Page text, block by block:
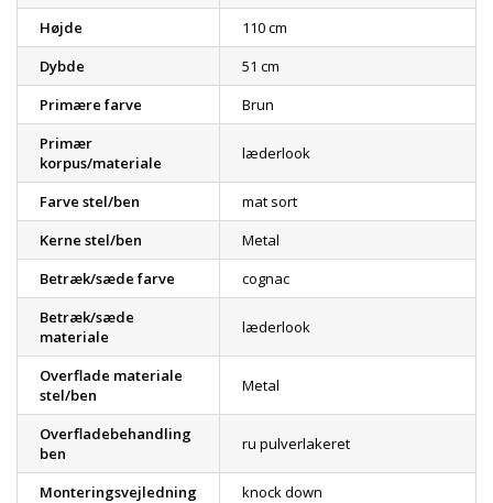
Højde
110 cm
Dybde
51 cm
Primære farve
Brun
Primær
korpus/materiale
læderlook
Farve stel/ben
mat sort
Kerne stel/ben
Metal
Betræk/sæde farve
cognac
Betræk/sæde
materiale
læderlook
Overflade materiale
stel/ben
Metal
Overfladebehandling
ben
ru pulverlakeret
Monteringsvejledning
knock down